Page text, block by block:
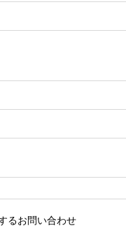
るお問い合わせ